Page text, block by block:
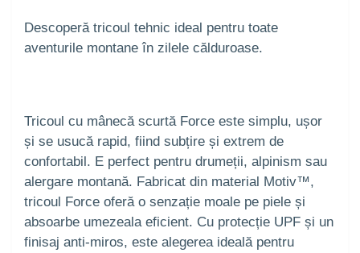
Descoperă tricoul tehnic ideal pentru toate
aventurile montane în zilele călduroase.
Tricoul cu mânecă scurtă Force este simplu, ușor
și se usucă rapid, fiind subțire și extrem de
confortabil. E perfect pentru drumeții, alpinism sau
alergare montană. Fabricat din material Motiv™,
tricoul Force oferă o senzație moale pe piele și
absoarbe umezeala eficient. Cu protecție UPF și un
finisaj anti-miros, este alegerea ideală pentru